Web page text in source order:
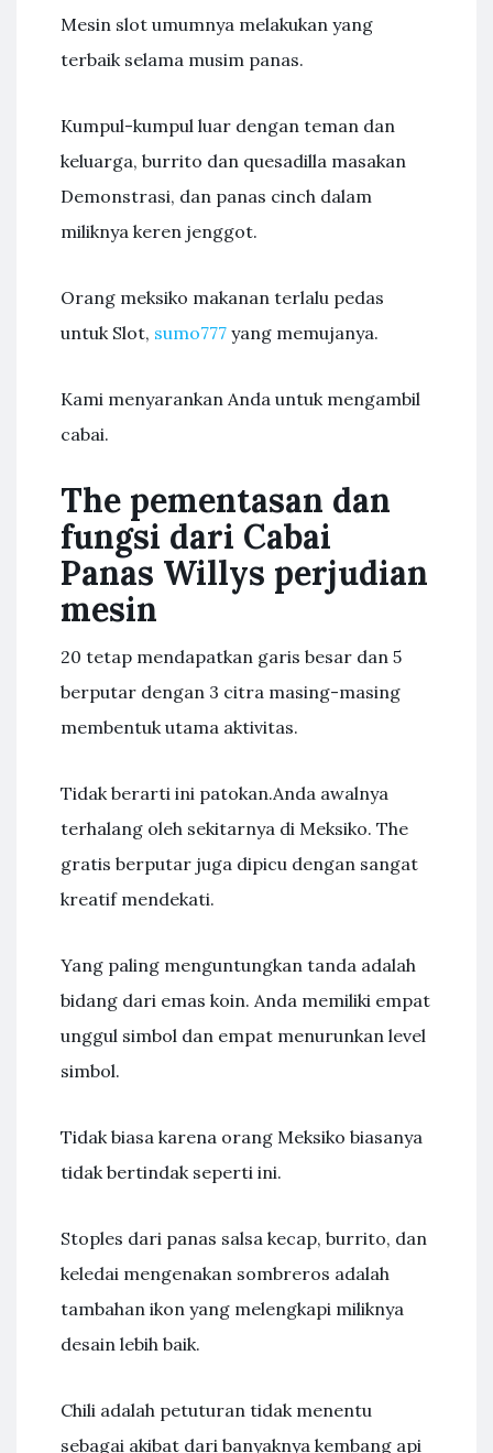
Mesin slot umumnya melakukan yang
terbaik selama musim panas.
Kumpul-kumpul luar dengan teman dan
keluarga, burrito dan quesadilla masakan
Demonstrasi, dan panas cinch dalam
miliknya keren jenggot.
Orang meksiko makanan terlalu pedas
untuk Slot, sumo777 yang memujanya.
Kami menyarankan Anda untuk mengambil
cabai.
The pementasan dan
fungsi dari Cabai
Panas Willys perjudian
mesin
20 tetap mendapatkan garis besar dan 5
berputar dengan 3 citra masing-masing
membentuk utama aktivitas.
Tidak berarti ini patokan.Anda awalnya
terhalang oleh sekitarnya di Meksiko. The
gratis berputar juga dipicu dengan sangat
kreatif mendekati.
Yang paling menguntungkan tanda adalah
bidang dari emas koin. Anda memiliki empat
unggul simbol dan empat menurunkan level
simbol.
Tidak biasa karena orang Meksiko biasanya
tidak bertindak seperti ini.
Stoples dari panas salsa kecap, burrito, dan
keledai mengenakan sombreros adalah
tambahan ikon yang melengkapi miliknya
desain lebih baik.
Chili adalah petuturan tidak menentu
sebagai akibat dari banyaknya kembang api